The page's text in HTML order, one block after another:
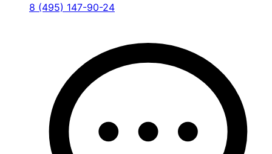
8 (495) 147-90-24